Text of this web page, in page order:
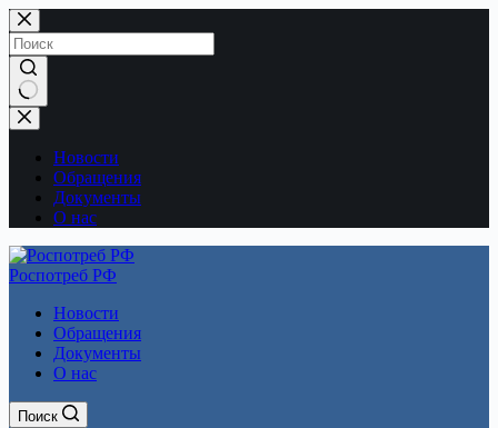
Перейти
к
сути
Ничего
не
найденоНовости
Обращения
Документы
О нас
Роспотреб РФ
Новости
Обращения
Документы
О нас
Поиск